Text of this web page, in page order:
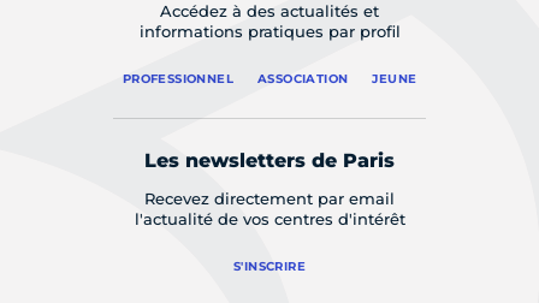
Accédez à des actualités et
informations pratiques par profil
PROFESSIONNEL ASSOCIATION JEUNE
Les newsletters de Paris
Recevez directement par email
l'actualité de vos centres d'intérêt
S'INSCRIRE